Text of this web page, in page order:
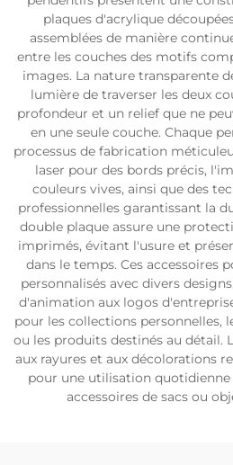
plaques d'acrylique
assemblées de manière
entre les couches des motifs
images. La nature transparente
lumière de traverser les deux
profondeur et un relief que ne
en une seule couche. Chaque
processus de fabrication
laser pour des bords précis,
couleurs vives, ainsi que des
professionnelles garantissant la
double plaque assure une
imprimés, évitant l'usure et
dans le temps. Ces accessoires
personnalisés avec divers
d'animation aux logos
pour les collections personnelles,
ou les produits destinés au détail.
aux rayures et aux décolorations
pour une utilisation
accessoires de sacs ou